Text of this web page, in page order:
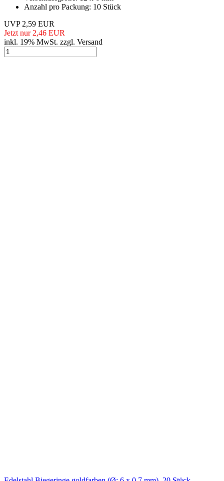
Anzahl pro Packung: 10 Stück
UVP 2,59 EUR
Jetzt nur 2,46 EUR
inkl. 19% MwSt. zzgl. Versand